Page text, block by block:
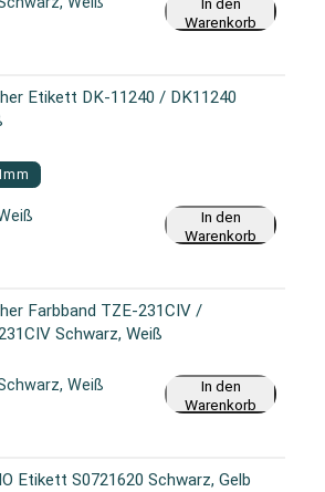
In den
Warenkorb
Etikett DK-11240 / DK11240
In den
Warenkorb
Farbband TZE-231CIV /
Schwarz, Weiß
Weiß
In den
Warenkorb
Etikett S0721620 Schwarz, Gelb